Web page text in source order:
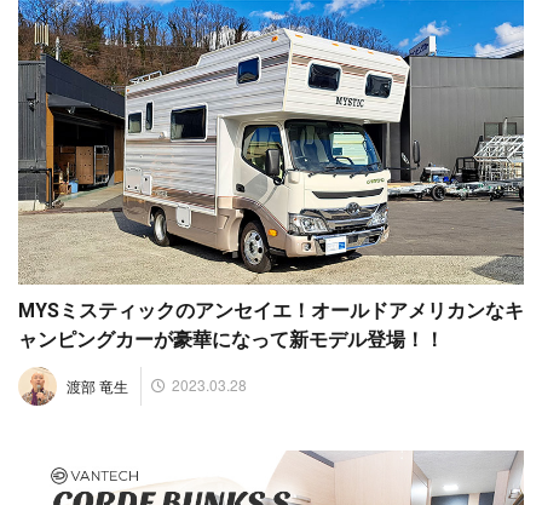
MYSミスティックのアンセイエ！オールドアメリカンなキ
ャンピングカーが豪華になって新モデル登場！！
渡部 竜生 2023.03.28